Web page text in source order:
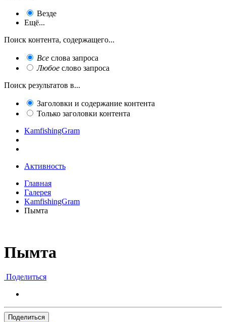
Везде
Ещё...
Поиск контента, содержащего...
Все слова запроса
Любое слово запроса
Поиск результатов в...
Заголовки и содержание контента
Только заголовки контента
KamfishingGram
Активность
Главная
Галерея
KamfishingGram
Пымта
Пымта
Поделиться
Поделиться